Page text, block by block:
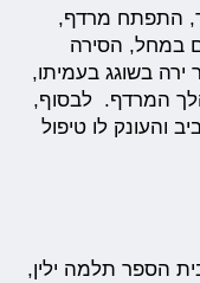
התפתח מרדף,
במחל, הסירה
בשוגג בעמיתו,
המרדף. לבסוף,
והעונק לו טיפול
הספר תלמה ילין,